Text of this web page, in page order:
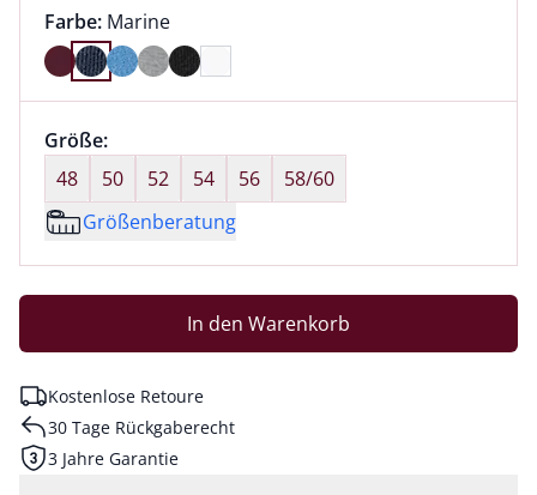
Farbauswahl:
Farbe: aktuell ausgewählt:
Marine
Farbe Marine ausgewählt
Größenauswahl:
Größe:nichts ausgewählt
48
50 52 54 56
58/60
Größenberatung
In den Warenkorb
Kostenlose Retoure
30 Tage Rückgaberecht
3 Jahre Garantie